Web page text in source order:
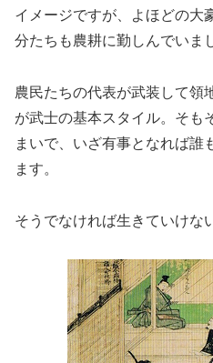
イメージですが、よほどの大
分たちも農耕に勤しんでいま
農民たちの代表が武装して
が武士の基本スタイル。そも
まいで、いざ有事となれば誰
ます。
そうでなければ生きていけな